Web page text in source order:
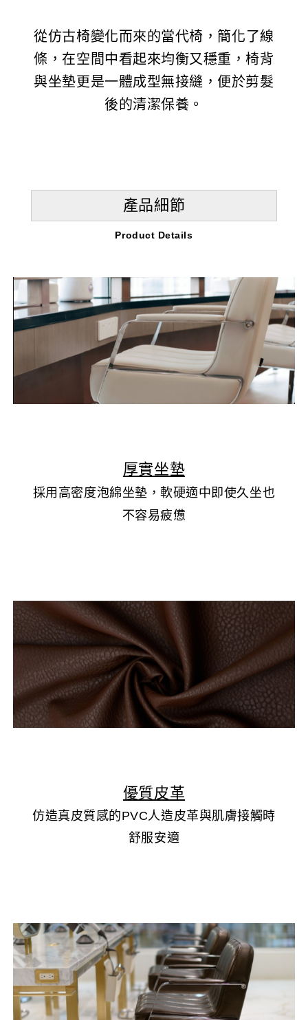
從仿古椅變化而來的當代椅，簡化了線
條，在空間中看起來均衡又穩重，椅背
與坐墊更是一體成型無接縫，便於剪髮
後的清潔保養。
產品細節
Product Details
厚實坐墊
採用高密度泡綿坐墊，軟硬適中即使久坐也
不容易疲憊
優質皮革
仿造真皮質感的PVC人造皮革與肌膚接觸時
舒服安適